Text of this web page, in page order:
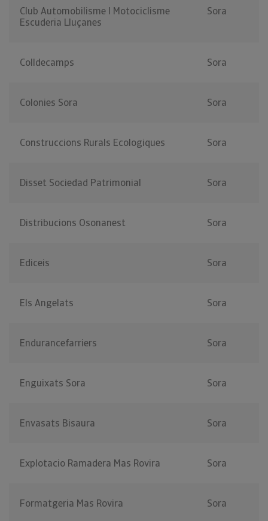
Club Automobilisme I Motociclisme
Escuderia Lluçanes
Sora
Colldecamps Sora
Colonies Sora Sora
Construccions Rurals Ecologiques Sora
Disset Sociedad Patrimonial Sora
Distribucions Osonanest Sora
Ediceis Sora
Els Angelats Sora
Endurancefarriers Sora
Enguixats Sora Sora
Envasats Bisaura Sora
Explotacio Ramadera Mas Rovira Sora
Formatgeria Mas Rovira Sora